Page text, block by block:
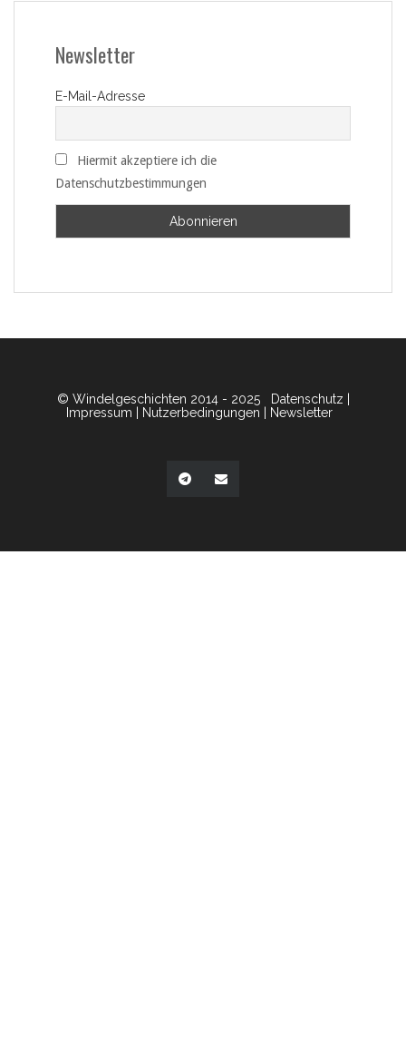
Newsletter
E-Mail-Adresse
Hiermit akzeptiere ich die
Datenschutzbestimmungen
© Windelgeschichten 2014 - 2025 Datenschutz
Impressum
Nutzerbedingungen Newsletter